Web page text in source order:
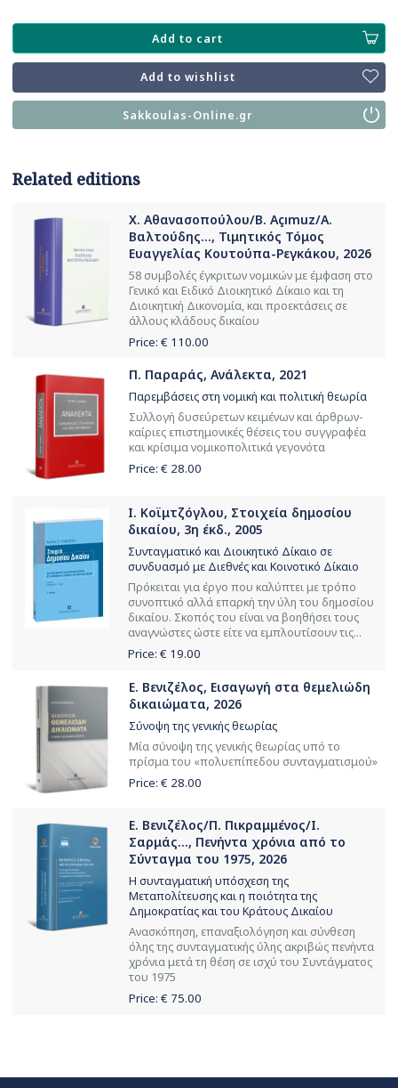
Add to cart
Add to wishlist
Sakkoulas-Online.gr
Related editions
Χ. Αθανασοπούλου/B. Açımuz/Α.
Βαλτούδης..., Τιμητικός Τόμος
Ευαγγελίας Κουτούπα-Ρεγκάκου, 2026
58 συμβολές έγκριτων νομικών με έμφαση στο
Γενικό και Ειδικό Διοικητικό Δίκαιο και τη
Διοικητική Δικονομία, και προεκτάσεις σε
άλλους κλάδους δικαίου
Price: € 110.00
Π. Παραράς, Ανάλεκτα, 2021
Παρεμβάσεις στη νομική και πολιτική θεωρία
Συλλογή δυσεύρετων κειμένων και άρθρων-
καίριες επιστημονικές θέσεις του συγγραφέα
και κρίσιμα νομικοπολιτικά γεγονότα
Price: € 28.00
Ι. Κοϊμτζόγλου, Στοιχεία δημοσίου
δικαίου, 3η έκδ., 2005
Συνταγματικό και Διοικητικό Δίκαιο σε
συνδυασμό με Διεθνές και Κοινοτικό Δίκαιο
Πρόκειται για έργο που καλύπτει με τρόπο
συνοπτικό αλλά επαρκή την ύλη του δημοσίου
δικαίου. Σκοπός του είναι να βοηθήσει τους
αναγνώστες ώστε είτε να εμπλουτίσουν τις...
Price: € 19.00
Ε. Βενιζέλος, Εισαγωγή στα θεμελιώδη
δικαιώματα, 2026
Σύνοψη της γενικής θεωρίας
Μία σύνοψη της γενικής θεωρίας υπό το
πρίσμα του «πολυεπίπεδου συνταγματισμού»
Price: € 28.00
Ε. Βενιζέλος/Π. Πικραμμένος/Ι.
Σαρμάς..., Πενήντα χρόνια από το
Σύνταγμα του 1975, 2026
Η συνταγματική υπόσχεση της
Μεταπολίτευσης και η ποιότητα της
Δημοκρατίας και του Κράτους Δικαίου
Ανασκόπηση, επαναξιολόγηση και σύνθεση
όλης της συνταγματικής ύλης ακριβώς πενήντα
χρόνια μετά τη θέση σε ισχύ του Συντάγματος
του 1975
Price: € 75.00